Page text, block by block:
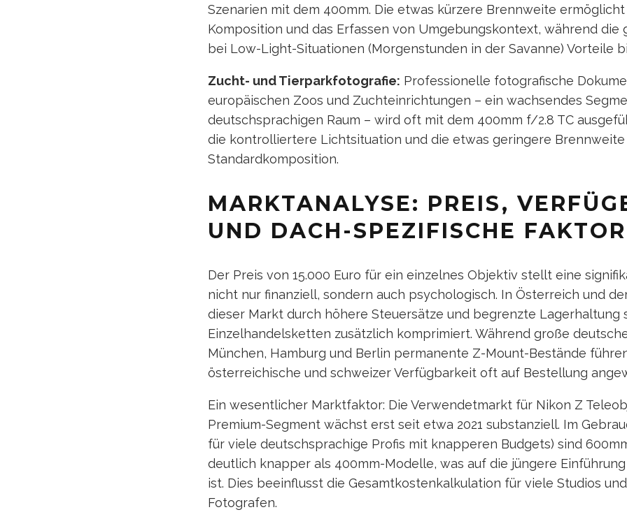
Szenarien mit dem 400mm. Die etwas kürzere Brennweite
Komposition und das Erfassen von Umgebungskontext, während die
bei Low-Light-Situationen (Morgenstunden in der Savanne) Vorteile
Zucht- und Tierparkfotografie: Professionelle fotografische
europäischen Zoos und Zuchteinrichtungen – ein wachsendes
deutschsprachigen Raum – wird oft mit dem 400mm f/2.8 TC
die kontrolliertere Lichtsituation und die etwas geringere
Standardkomposition.
MARKTANALYSE: PREIS,
UND DACH-SPEZIFISCHE
Der Preis von 15.000 Euro für ein einzelnes Objektiv stellt eine
nicht nur finanziell, sondern auch psychologisch. In Österreich und
dieser Markt durch höhere Steuersätze und begrenzte Lagerhaltung
Einzelhandelsketten zusätzlich komprimiert. Während große
München, Hamburg und Berlin permanente Z-Mount-Bestände
österreichische und schweizer Verfügbarkeit oft auf Bestellung
Ein wesentlicher Marktfaktor: Die Verwendetmarkt für Nikon Z
Premium-Segment wächst erst seit etwa 2021 substanziell. Im
für viele deutschsprachige Profis mit knapperen Budgets) sind
deutlich knapper als 400mm-Modelle, was auf die jüngere
ist. Dies beeinflusst die Gesamtkostenkalkulation für viele Studios
Fotografen.